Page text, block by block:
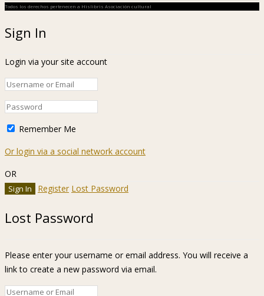
Todos los derechos pertenecen a Hislibris Asociación cultural
Sign In
Login via your site account
Remember Me
Or login via a social network account
OR
Register Lost Password
Lost Password
Please enter your username or email address. You will receive a
link to create a new password via email.